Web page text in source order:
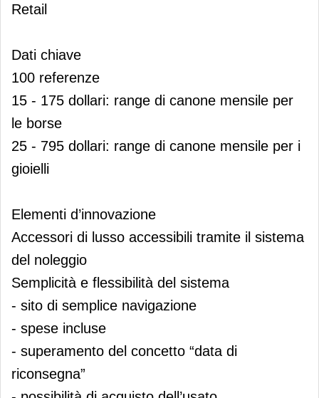
Retail
Dati chiave
100 referenze
15 - 175 dollari: range di canone mensile per
le borse
25 - 795 dollari: range di canone mensile per i
gioielli
Elementi d’innovazione
Accessori di lusso accessibili tramite il sistema
del noleggio
Semplicità e flessibilità del sistema
- sito di semplice navigazione
- spese incluse
- superamento del concetto “data di
riconsegna”